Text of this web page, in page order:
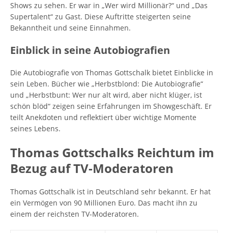
Shows zu sehen. Er war in „Wer wird Millionär?“ und „Das
Supertalent“ zu Gast. Diese Auftritte steigerten seine
Bekanntheit und seine Einnahmen.
Einblick in seine Autobiografien
Die Autobiografie von Thomas Gottschalk bietet Einblicke in
sein Leben. Bücher wie „Herbstblond: Die Autobiografie“
und „Herbstbunt: Wer nur alt wird, aber nicht klüger, ist
schön blöd“ zeigen seine Erfahrungen im Showgeschäft. Er
teilt Anekdoten und reflektiert über wichtige Momente
seines Lebens.
Thomas Gottschalks Reichtum im
Bezug auf TV-Moderatoren
Thomas Gottschalk ist in Deutschland sehr bekannt. Er hat
ein Vermögen von 90 Millionen Euro. Das macht ihn zu
einem der reichsten TV-Moderatoren.